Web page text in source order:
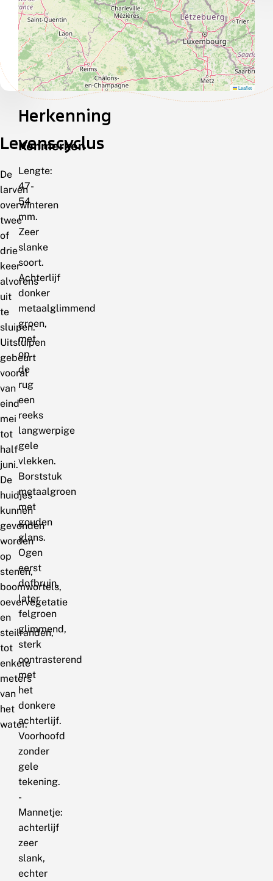
Leaflet
Levenscyclus
De
larven
overwinteren
twee
of
drie
keer
alvorens
uit
te
sluipen.
Uitsluipen
gebeurt
vooral
van
eind
mei
tot
half
juni.
De
huidjes
kunnen
gevonden
worden
op
stenen,
boomwortels,
oevervegetatie
en
steilranden,
tot
enkele
meters
van
het
water.
Herkenning
Kenmerken
Lengte:
47-
54
mm.
Zeer
slanke
soort.
Achterlijf
donker
metaalglimmend
groen,
met
op
de
rug
een
reeks
langwerpige
gele
vlekken.
Borststuk
metaalgroen
met
gouden
glans.
Ogen
eerst
dofbruin,
later
felgroen
glimmend,
sterk
contrasterend
met
het
donkere
achterlijf.
Voorhoofd
zonder
gele
tekening.
-
Mannetje:
achterlijf
zeer
slank,
echter